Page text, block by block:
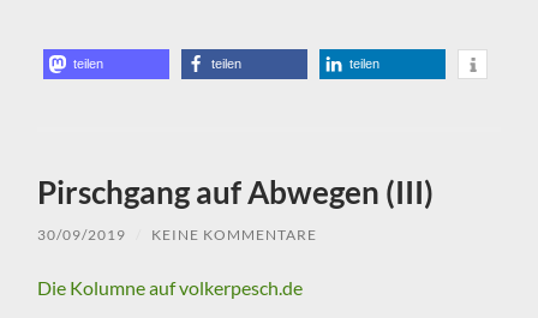
teilen teilen teilen
Pirschgang auf Abwegen (III)
30/09/2019 KEINE KOMMENTARE
Die Kolumne auf volkerpesch.de